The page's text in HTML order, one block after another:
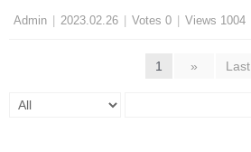
Admin | 2023.02.26 | Votes 0 | Views 1004
1 » Last